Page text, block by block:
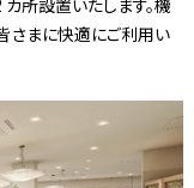
さまに快適にご利用い